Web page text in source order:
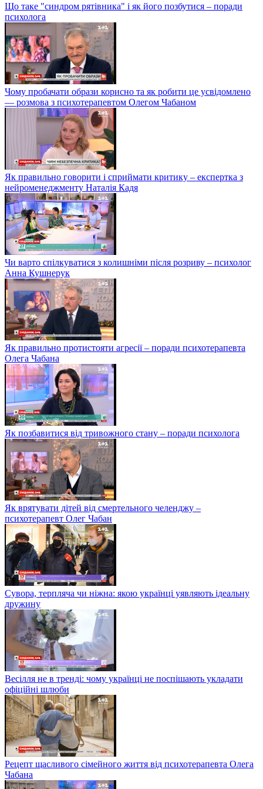
Що таке "синдром рятівника" і як його позбутися – поради
психолога
Чому пробачати образи корисно та як робити це усвідомлено
— розмова з психотерапевтом Олегом Чабаном
Як правильно говорити і сприймати критику – експертка з
нейроменеджменту Наталія Кадя
Чи варто спілкуватися з колишніми після розриву – психолог
Анна Кушнерук
Як правильно протистояти агресії – поради психотерапевта
Олега Чабана
Як позбавитися від тривожного стану – поради психолога
Як врятувати дітей від смертельного челенджу –
психотерапевт Олег Чабан
Сувора, терпляча чи ніжна: якою українці уявляють ідеальну
дружину
Весілля не в тренді: чому українці не поспішають укладати
офіційні шлюби
Рецепт щасливого сімейного життя від психотерапевта Олега
Чабана